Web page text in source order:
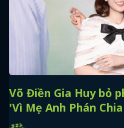
FACEBOOK
Võ Điền Gia Huy bỏ
'Vì Mẹ Anh Phán